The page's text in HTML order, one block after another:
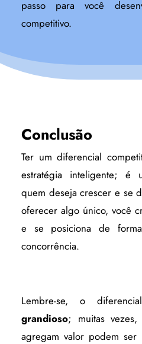
passo para você
competitivo.
Conclusão
Ter um diferencial
estratégia inteligente; é
quem deseja crescer e se
oferecer algo único, você
e se posiciona de
concorrência.
Lembre-se, o
grandioso; muitas
agregam valor podem